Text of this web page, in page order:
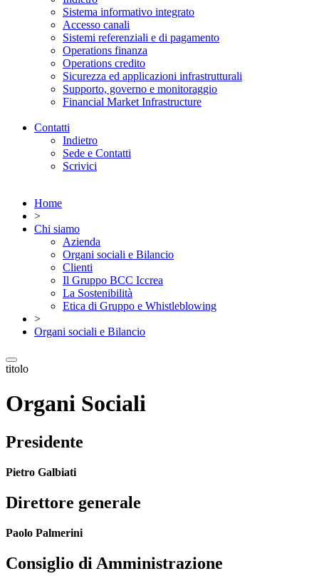
Sistema informativo integrato
Accesso canali
Sistemi referenziali e di pagamento
Operations finanza
Operations credito
Sicurezza ed applicazioni infrastrutturali
Supporto, governo e monitoraggio
Financial Market Infrastructure
Contatti
Indietro
Sede e Contatti
Scrivici
Home
>
Chi siamo
Azienda
Organi sociali e Bilancio
Clienti
Il Gruppo BCC Iccrea
La Sostenibilità
Etica di Gruppo e Whistleblowing
>
Organi sociali e Bilancio
titolo
Organi Sociali
Presidente
Pietro Galbiati
Direttore generale
Paolo Palmerini
Consiglio di Amministrazione